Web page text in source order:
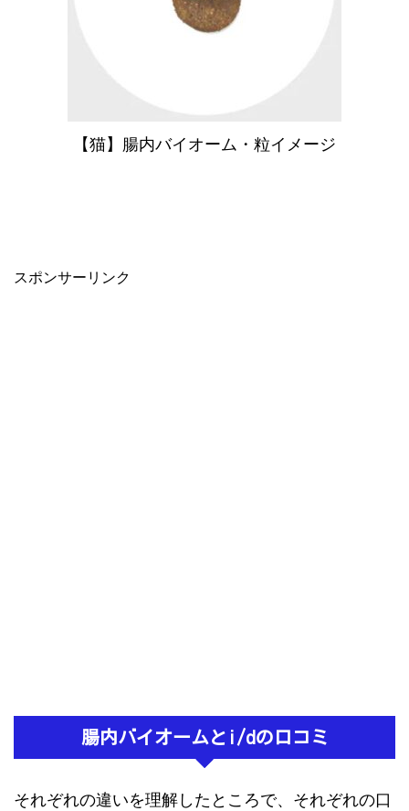
【猫】腸内バイオーム・粒イメージ
スポンサーリンク
腸内バイオームとi/dの口コミ
それぞれの違いを理解したところで、それぞれの口